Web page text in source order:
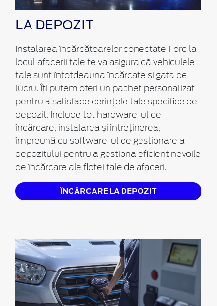
LA DEPOZIT
Instalarea încărcătoarelor conectate Ford la
locul afacerii tale te va asigura că vehiculele
tale sunt întotdeauna încărcate și gata de
lucru. Îți putem oferi un pachet personalizat
pentru a satisface cerințele tale specifice de
depozit. Include tot hardware-ul de
încărcare, instalarea și întreținerea,
împreună cu software-ul de gestionare a
depozitului pentru a gestiona eficient nevoile
de încărcare ale flotei tale de afaceri.
ÎNCĂRCARE LA DEPOZIT